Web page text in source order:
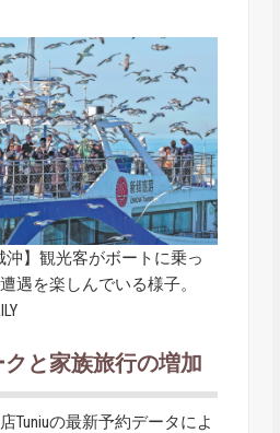
沖】観光客がボートに乗っ
遇を楽しんでいる様子。
と家族旅行の増加
Tuniuの最新予約データによ